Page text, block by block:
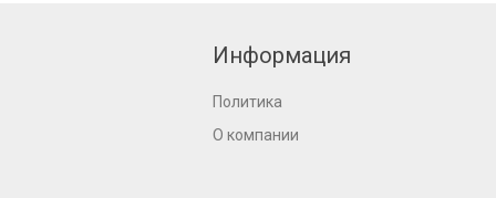
Информация
Политика
О компании